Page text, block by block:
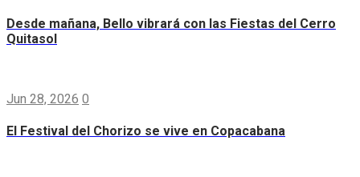
Desde mañana, Bello vibrará con las Fiestas del Cerro
Quitasol
Jun 28, 2026 0
El Festival del Chorizo se vive en Copacabana